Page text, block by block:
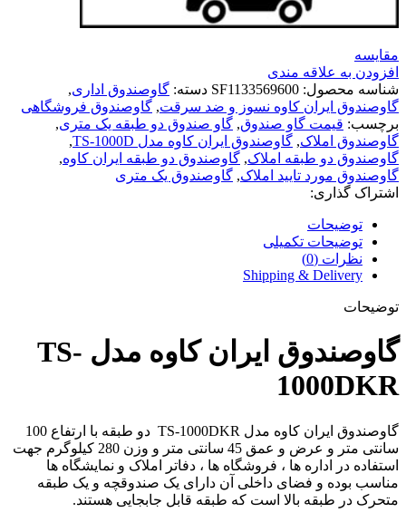
مقايسه
افزودن به علاقه مندی
شناسه محصول: SF1133569600 دسته: گاوصندوق اداری,
گاوصندوق ایران کاوه نسوز و ضد سرقت, گاوصندوق فروشگاهی
برچسب: قیمت گاو صندوق, گاو صندوق دو طبقه یک متری,
گاوصندوق املاک, گاوصندوق ایران کاوه مدل TS-1000D
,
گاوصندوق دو طبقه املاک, گاوصندوق دو طبقه ایران کاوه,
گاوصندوق مورد تایید املاک, گاوصندوق یک متری
اشتراک گذاری:
توضیحات
توضیحات تکمیلی
نظرات (0)
Shipping & Delivery
توضیحات
گاوصندوق ایران کاوه مدل TS-
1000DKR
گاوصندوق ایران کاوه مدل TS-1000DKR دو طبقه با ارتفاع 100
سانتی متر و عرض و عمق 45 سانتی متر و وزن 280 کیلوگرم جهت
استفاده در اداره ها ، فروشگاه ها ، دفاتر املاک و نمایشگاه ها
مناسب بوده و فضای داخلی آن دارای یک صندوقچه و یک طبقه
متحرک در طبقه بالا است که طبقه‌ قابل جابجایی هستند.